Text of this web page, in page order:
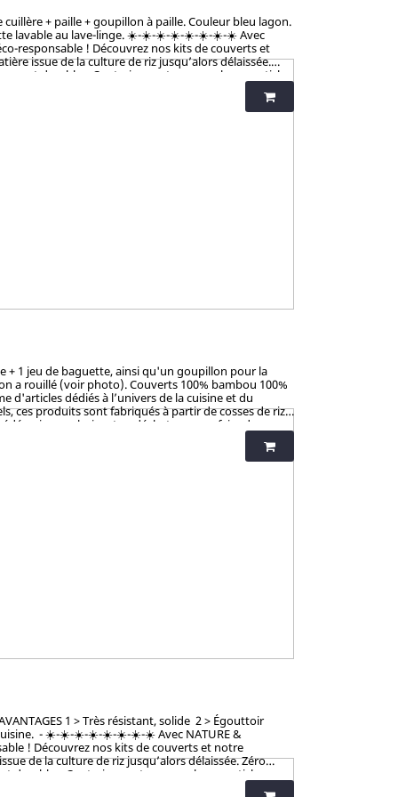
+ paille + goupillon à paille. Couleur bleu lagon.
lavable au lave-linge. ☀️-☀️-☀️-☀️-☀️-☀️-☀️-☀️ Avec
responsable ! Découvrez nos kits de couverts et
issue de la culture de riz jusqu’alors délaissée.
et durables. Contrairement aux nombreux articles
sains et 100% biodégradables. Breveté : procédé
et non-toxicité.
+ 1 jeu de baguette, ainsi qu'un goupillon pour la
a rouillé (voir photo). Couverts 100% bambou 100%
dédiés à l’univers de la cuisine et du
ces produits sont fabriqués à partir de cosses de riz.
unique valorisant ce déchet pour en faire des
pour la coloration et le vernis, ces articles en
SGS (Suisse), BOKEN (Japon), CTI (Chine),
1 > Très résistant, solide 2 > Égouttoir
cuisine. - ☀️-☀️-☀️-☀️-☀️-☀️-☀️-☀️ Avec NATURE &
! Découvrez nos kits de couverts et notre
de la culture de riz jusqu’alors délaissée. Zéro
durables. Contrairement aux nombreux articles en
sains et 100% biodégradables. Breveté : procédé